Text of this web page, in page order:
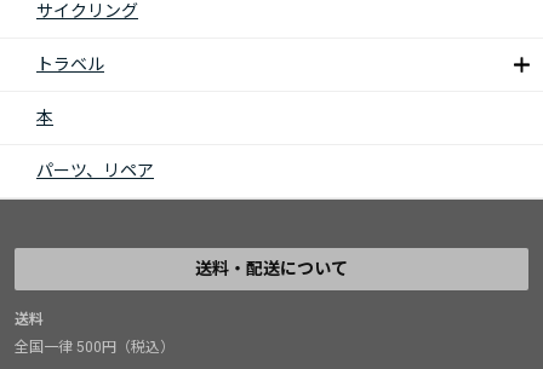
サイクリング
トラベル
本
パーツ、リペア
送料・配送について
送料
全国一律 500円（税込）